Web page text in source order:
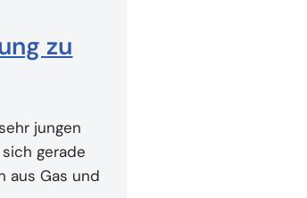
zu
jungen
gerade
aus Gas und